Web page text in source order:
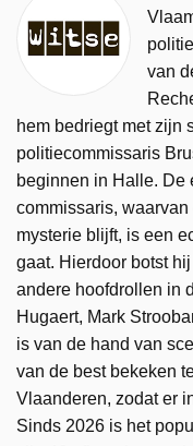
van
hem bedriegt met zijn
politiecommissaris
beginnen in Halle. De
commissaris,
mysterie blijft, is een
gaat. Hierdoor botst
andere hoofdrollen in
Hugaert, Mark
is van de hand van
van de best bekeken
Vlaanderen, zodat er
Sinds 2026 is het